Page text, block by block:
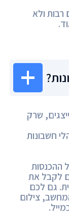
רבות ולא
שרק
חשבונות
ההכנסות
לקבל את
גם לכם
צילום